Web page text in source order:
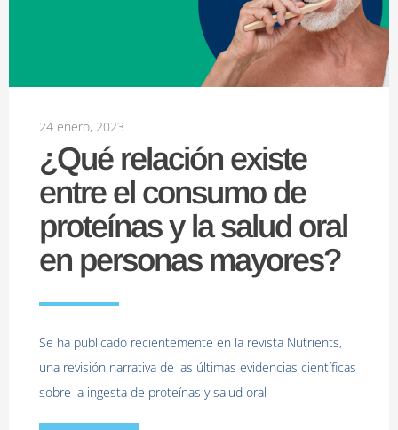
24 enero, 2023
¿Qué relación existe
entre el consumo de
proteínas y la salud oral
en personas mayores?
Se ha publicado recientemente en la revista Nutrients,
una revisión narrativa de las últimas evidencias científicas
sobre la ingesta de proteínas y salud oral